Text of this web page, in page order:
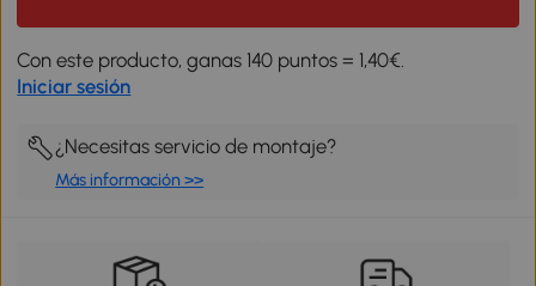
Con este producto, ganas 140 puntos = 1,40€.
Iniciar sesión
¿Necesitas servicio de montaje?
Más información >>